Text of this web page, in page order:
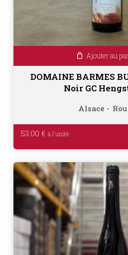
Ajouter au
DOMAINE BARMES
Noir GC
Alsace
53.00 €